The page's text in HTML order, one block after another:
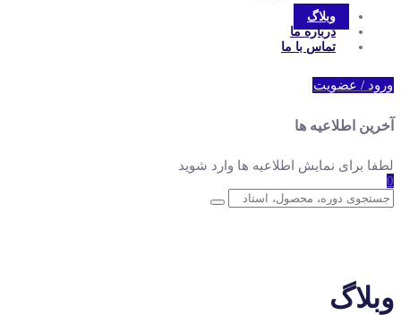
وبلاگ
درباره ما
تماس با ما
ورود / عضویت
آخرین اطلاعیه ها
لطفا برای نمایش اطلاعیه ها وارد شوید
0
وبلاگ